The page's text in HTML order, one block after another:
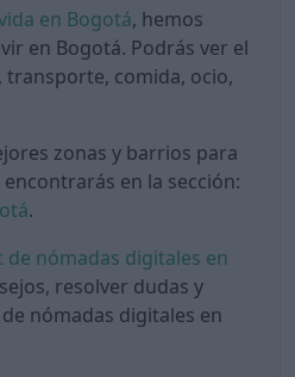
en Bogotá, hemos
en Bogotá. Podrás ver el
comida, ocio,
zonas y barrios para
en la sección:
.
nómadas digitales en
resolver dudas y
nómadas digitales en